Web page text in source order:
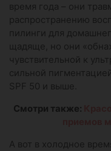
время года – они
распространению
пилинги для
щадяще, но они
чувствительной к
сильной
SPF 50 и выше.
Смотри также:
А вот в холодное